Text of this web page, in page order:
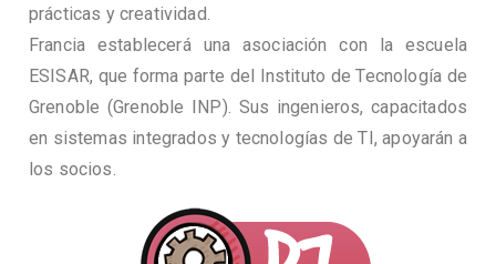
prácticas y creatividad.
Francia establecerá una asociación con la escuela
ESISAR, que forma parte del Instituto de Tecnología de
Grenoble (Grenoble INP). Sus ingenieros, capacitados
en sistemas integrados y tecnologías de TI, apoyarán a
los socios.